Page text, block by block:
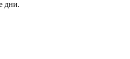
дни.